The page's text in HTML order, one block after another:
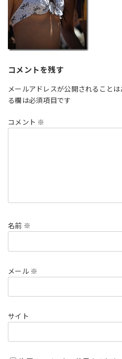
コメントを残す
メールアドレスが公開されることは
る欄は必須項目です
コメント ※
名前 ※
メール ※
サイト